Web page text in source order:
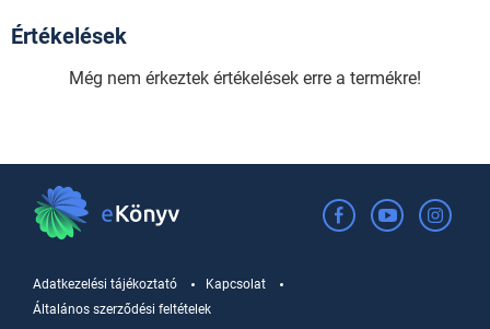
Értékelések
Még nem érkeztek értékelések erre a termékre!
Adatkezelési tájékoztató
Kapcsolat
Általános szerződési feltételek